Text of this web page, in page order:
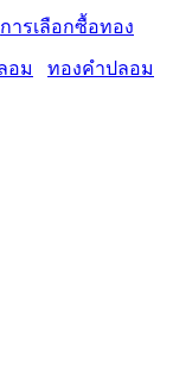
การเลือกซื้อทอง
ทองคำปลอม